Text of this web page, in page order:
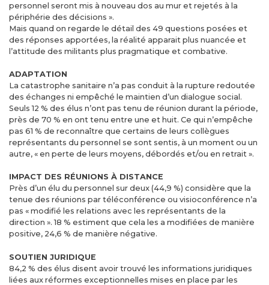
personnel seront mis à nouveau dos au mur et rejetés à la
périphérie des décisions ».
Mais quand on regarde le détail des 49 questions posées et
des réponses apportées, la réalité apparait plus nuancée et
l’attitude des militants plus pragmatique et combative.
ADAPTATION
La catastrophe sanitaire n’a pas conduit à la rupture redoutée
des échanges ni empêché le maintien d’un dialogue social.
Seuls 12 % des élus n’ont pas tenu de réunion durant la période,
près de 70 % en ont tenu entre une et huit. Ce qui n’empêche
pas 61 % de reconnaître que certains de leurs collègues
représentants du personnel se sont sentis, à un moment ou un
autre, « en perte de leurs moyens, débordés et/ou en retrait ».
IMPACT DES RÉUNIONS À DISTANCE
Près d’un élu du personnel sur deux (44,9 %) considère que la
tenue des réunions par téléconférence ou visioconférence n’a
pas « modifié les relations avec les représentants de la
direction ». 18 % estiment que cela les a modifiées de manière
positive, 24,6 % de manière négative.
SOUTIEN JURIDIQUE
84,2 % des élus disent avoir trouvé les informations juridiques
liées aux réformes exceptionnelles mises en place par les